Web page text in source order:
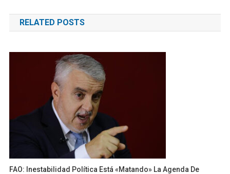
de
entradas
RELATED POSTS
FAO: Inestabilidad Política Está «matando» La Agenda De